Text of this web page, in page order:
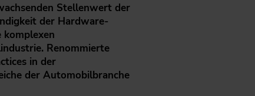
Stellenwert der
der Hardware-
Renommierte
in der
der Automobilbranche